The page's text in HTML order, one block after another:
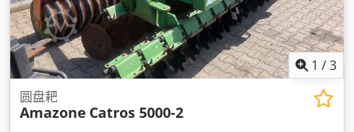
1 /3
圆盘耙
Amazone Catros 5000-2